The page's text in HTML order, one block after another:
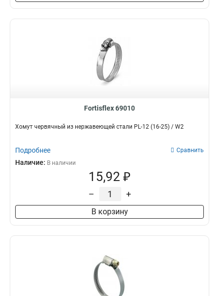
Fortisflex 69010
Хомут червячный из нержавеющей стали PL-12 (16-25) / W2
Подробнее Сравнить
Наличие: В наличии
15,92 ₽
– +
В корзину